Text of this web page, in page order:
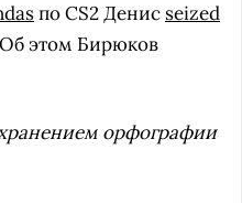
по CS2 Денис seized
этом Бирюков
орфографии